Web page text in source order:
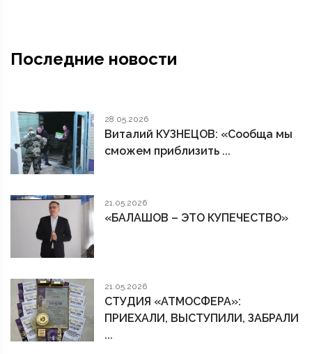
Последние новости
28.05.2026
Виталий КУЗНЕЦОВ: «Сообща мы
сможем приблизить ...
21.05.2026
«БАЛАШОВ – ЭТО КУПЕЧЕСТВО»
21.05.2026
СТУДИЯ «АТМОСФЕРА»:
ПРИЕХАЛИ, ВЫСТУПИЛИ, ЗАБРАЛИ
...